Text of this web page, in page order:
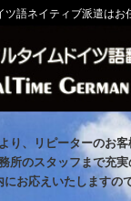
ネイティブ派遣はお任
り、リピーターのお客
所のスタッフまで充実
お応えいたしますの